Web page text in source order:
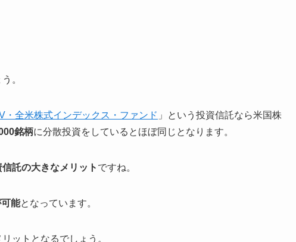
。
・全米株式インデックス・ファンド 」という投資信託なら米国株
銘柄に分散投資をしているとほぼ同じとなります。
託の大きなメリット ですね。
能となっています。
ットとなるでしょう。